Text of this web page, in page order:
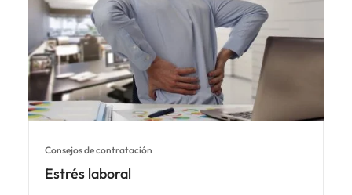
Consejos de contratación
Estrés laboral